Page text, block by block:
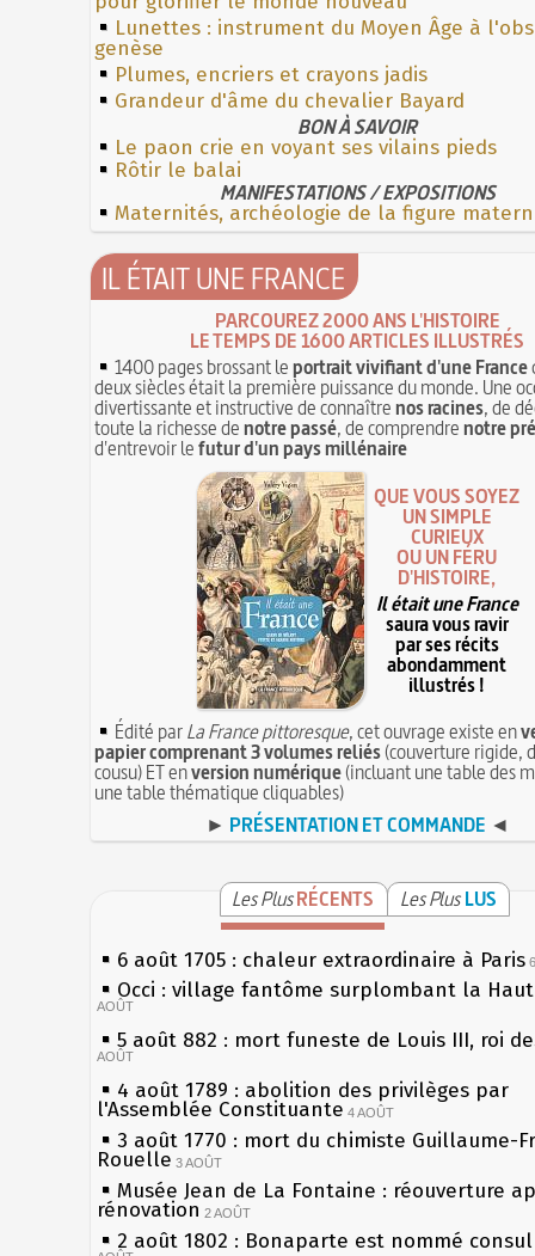
Lunettes : instrument du Moyen Âge à
genèse
Plumes, encriers et crayons jadis
Grandeur d'âme du chevalier Bayard
BON À SAVOIR
Le paon crie en voyant ses vilains pieds
Rôtir le balai
MANIFESTATIONS / EXPOSITIONS
Maternités, archéologie de la figure
IL ÉTAIT UNE FRANCE
PARCOUREZ 2000 ANS L'HISTOIRE
LE TEMPS DE 1600 ARTICLES ILLUSTRÉS
1400 pages brossant leportrait vivifiant d'une France
deux siècles était la première puissance du monde. Une
divertissante et instructive de connaîtrenos racines, de
toute la richesse denotre passé, de comprendrenotre
d'entrevoir lefutur d'un pays millénaire
QUE VOUS SOYEZ
UN SIMPLE
CURIEUX
OU UN FÉRU
D'HISTOIRE,
Il était une France
saura vous ravir
par ses récits
abondamment
illustrés !
Édité parLa France pittoresque, cet ouvrage existe en
papier comprenant 3 volumes reliés(couverture rigide,
cousu) ET enversion numérique(incluant une table des
une table thématique cliquables)
► PRÉSENTATION ET COMMANDE ◄
Les PlusRÉCENTS Les Plus LUS
6 août 1705 : chaleur extraordinaire à Paris
Occi : village fantôme surplombant la
AOÛT
5 août 882 : mort funeste de Louis III, roi
AOÛT
4 août 1789 : abolition des privilèges par
l'Assemblée Constituante 4 AOÛT
3 août 1770 : mort du chimiste Guillaume-
Rouelle 3 AOÛT
Musée Jean de La Fontaine : réouverture
rénovation 2 AOÛT
2 août 1802 : Bonaparte est nommé